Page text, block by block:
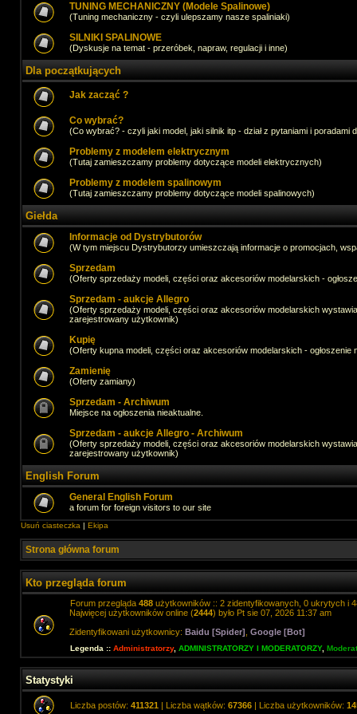
TUNING MECHANICZNY (Modele Spalinowe)
(Tuning mechaniczny - czyli ulepszamy nasze spaliniaki)
SILNIKI SPALINOWE
(Dyskusje na temat - przeróbek, napraw, regulacji i inne)
Dla początkujących
Jak zacząć ?
Co wybrać?
(Co wybrać? - czyli jaki model, jaki silnik itp - dział z pytaniami i poradami
Problemy z modelem elektrycznym
(Tutaj zamieszczamy problemy dotyczące modeli elektrycznych)
Problemy z modelem spalinowym
(Tutaj zamieszczamy problemy dotyczące modeli spalinowych)
Giełda
Informacje od Dystrybutorów
(W tym miejscu Dystrybutorzy umieszczają informacje o promocjach,
Sprzedam
(Oferty sprzedaży modeli, części oraz akcesoriów modelarskich -
Sprzedam - aukcje Allegro
(Oferty sprzedaży modeli, części oraz akcesoriów modelarskich
zarejestrowany użytkownik)
Kupię
(Oferty kupna modeli, części oraz akcesoriów modelarskich -
Zamienię
(Oferty zamiany)
Sprzedam - Archiwum
Miejsce na ogłoszenia nieaktualne.
Sprzedam - aukcje Allegro - Archiwum
(Oferty sprzedaży modeli, części oraz akcesoriów modelarskich
zarejestrowany użytkownik)
English Forum
General English Forum
a forum for foreign visitors to our site
Usuń ciasteczka | Ekipa
Strona główna forum
Kto przegląda forum
Forum przegląda 488 użytkowników :: 2 zidentyfikowanych, 0 ukrytych i
Najwięcej użytkowników online (2444) było Pt sie 07, 2026 11:37 am
Zidentyfikowani użytkownicy: Baidu [Spider] Google [Bot]
Legenda :: Administratorzy, ADMINISTRATORZY I MODERATORZY,
Statystyki
Liczba postów: 411321 | Liczba wątków: 67366 | Liczba użytkowników: